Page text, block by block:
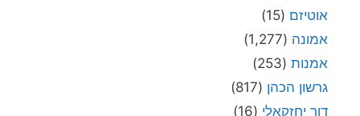
אוטיזם (15)
אמונה (1,277)
אמנות (253)
גרשון הכהן (817)
דור יחזקאלי (16)